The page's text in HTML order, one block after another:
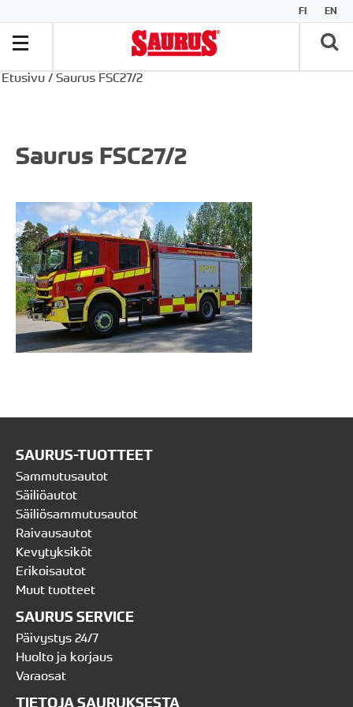
FI EN
Etusivu / Saurus FSC27/2
Saurus FSC27/2
SAURUS-TUOTTEET
Sammutusautot
Säiliöautot
Säiliösammutusautot
Raivausautot
Kevytyksiköt
Erikoisautot
Muut tuotteet
SAURUS SERVICE
Päivystys 24/7
Huolto ja korjaus
Varaosat
TIETOJA SAURUKSESTA